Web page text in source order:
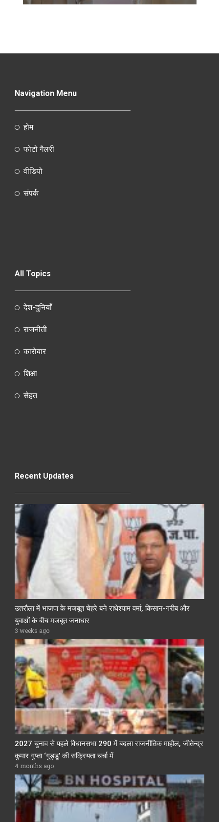
Navigation Menu
होम
फोटो गैलरी
वीडियो
संपर्क
All Topics
देश-दुनियाँ
राजनीती
कारोबार
शिक्षा
सेहत
Recent Updates
उतरौला में भाजपा के मजबूत चेहरे बने राधेश्याम वर्मा, किसान-गरीब और
युवाओं के बीच मजबूत जनाधार
3 weeks ago
2027 चुनाव से पहले विधानसभा 290 में बदला राजनीतिक माहौल, जीतेन्द्र
कुमार गुप्ता ‘गुड्डू’ की सक्रियता चर्चा में
4 months ago